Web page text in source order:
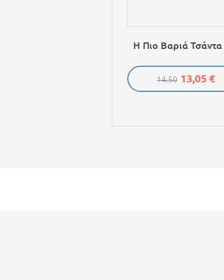
Η Πιο Βαριά Τσάντα
14.50 13,05 €